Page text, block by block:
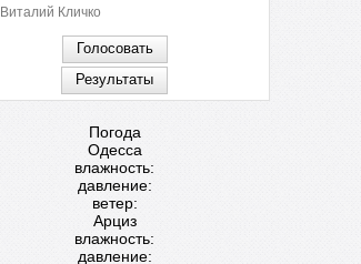
Виталий Кличко
Погода
Одесса
влажность:
давление:
ветер:
Арциз
влажность:
давление: